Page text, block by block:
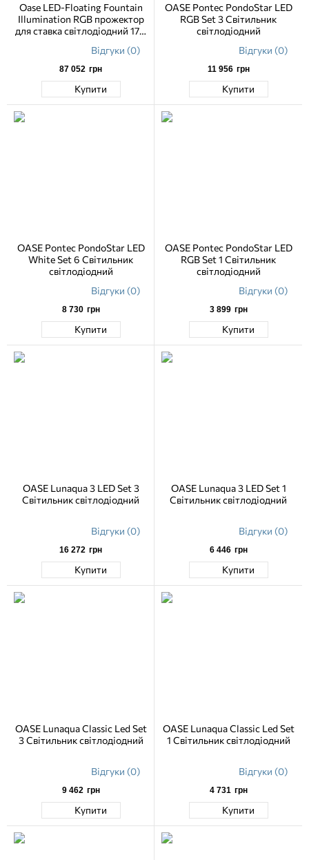
Oase LED-Floating Fountain
Illumination RGB прожектор
для ставка світлодіодний 17.4
Відгуки (0)
87 052 грн
Купити
OASE Pontec PondoStar LED
RGB Set 3 Світильник
світлодіодний
Відгуки (0)
11 956 грн
Купити
OASE Pontec PondoStar LED
White Set 6 Світильник
світлодіодний
Відгуки (0)
8 730 грн
Купити
OASE Pontec PondoStar LED
RGB Set 1 Світильник
світлодіодний
Відгуки (0)
3 899 грн
Купити
OASE Lunaqua 3 LED Set 3
Світильник світлодіодний
Відгуки (0)
16 272 грн
Купити
OASE Lunaqua 3 LED Set 1
Світильник світлодіодний
Відгуки (0)
6 446 грн
Купити
OASE Lunaqua Classic Led Set
3 Світильник світлодіодний
Відгуки (0)
9 462 грн
Купити
OASE Lunaqua Classic Led Set
1 Світильник світлодіодний
Відгуки (0)
4 731 грн
Купити